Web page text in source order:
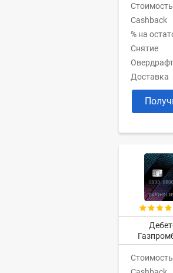
Стоимость
Cashback
% на
Снятие
Овердрафт
Доставка
Стоимость